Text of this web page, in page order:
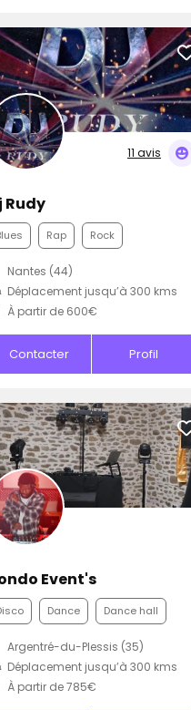
11 avis
Rudy
Rap Rock
Nantes (44)
Déplacement jusqu’à 300 kms
À partir de 600€
Contacter Profil
Event's
Dance Dance hall
Argentré-du-Plessis (35)
Déplacement jusqu’à 300 kms
À partir de 785€